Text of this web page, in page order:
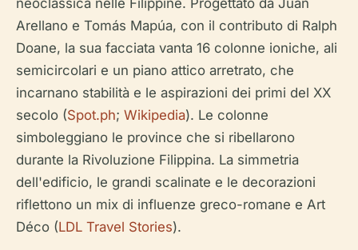
neoclassica nelle Filippine. Progettato da Juan
Arellano e Tomás Mapúa, con il contributo di Ralph
Doane, la sua facciata vanta 16 colonne ioniche, ali
semicircolari e un piano attico arretrato, che
incarnano stabilità e le aspirazioni dei primi del XX
secolo (Spot.ph; Wikipedia). Le colonne
simboleggiano le province che si ribellarono
durante la Rivoluzione Filippina. La simmetria
dell'edificio, le grandi scalinate e le decorazioni
riflettono un mix di influenze greco-romane e Art
Déco (LDL Travel Stories).